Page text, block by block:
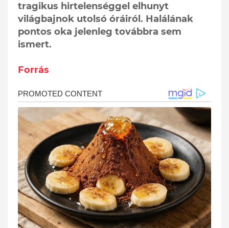
tragikus hirtelenséggel elhunyt
világbajnok utolsó óráiról. Halálának
pontos oka jelenleg továbbra sem
ismert.
Forrás